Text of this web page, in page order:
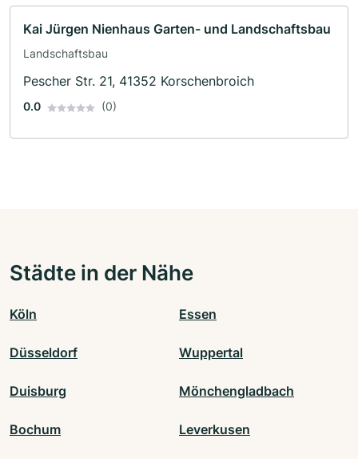
Kai Jürgen Nienhaus Garten- und Landschaftsbau
Landschaftsbau
Pescher Str. 21, 41352 Korschenbroich
0.0 (0)
Städte in der Nähe
Köln Essen
Düsseldorf Wuppertal
Duisburg Mönchengladbach
Bochum Leverkusen